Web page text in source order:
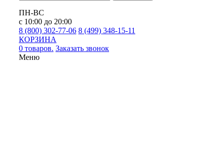
ПН-ВС
с 10:00 до 20:00
8 (800) 302-77-06 8 (499) 348-15-11
КОРЗИНА
0 товаров. Заказать звонок
Меню